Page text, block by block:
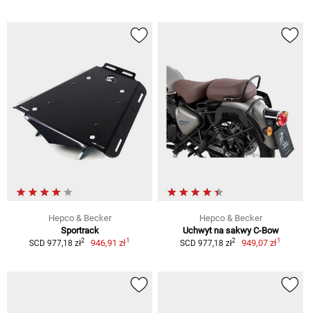
Hepco & Becker
Sportrack
SCD 977,18 zł2 946,91 zł1
Hepco & Becker
Uchwyt na sakwy C-Bow
SCD 977,18 zł2 949,07 zł1